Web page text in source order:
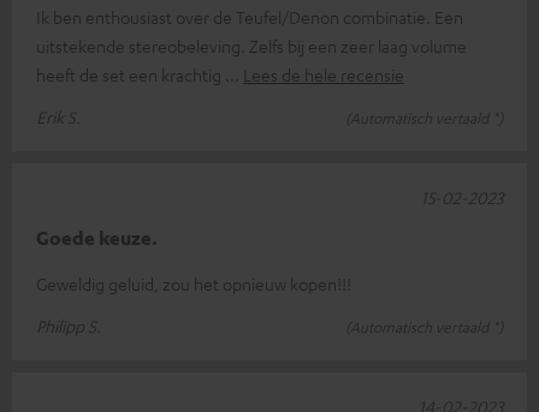
Ik ben enthousiast over de Teufel/Denon combinatie. Een
uitstekende stereobeleving. Zelfs bij een zeer laag volume
heeft de set een krachtig
Lees de hele recensie
Erik S.
(Automatisch vertaald *)
Goede keuze.
Geweldig geluid, zou het opnieuw kopen!!!
Philipp S.
(Automatisch vertaald *)
15-02-2023
14-02-2023